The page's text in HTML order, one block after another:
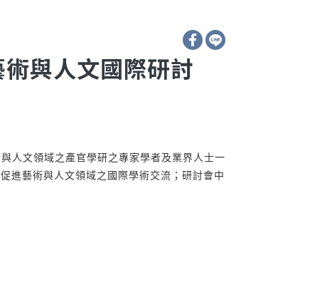
與人文國際研討
人文領域之產官學研之專家學者及業界人士一
進藝術與人文領域之國際學術交流；研討會中